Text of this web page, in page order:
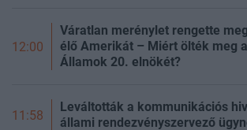
12:00
Váratlan merénylet rengette
élő Amerikát – Miért ölték meg
Államok 20. elnökét?
11:58
Leváltották a kommunikációs
állami rendezvényszervező